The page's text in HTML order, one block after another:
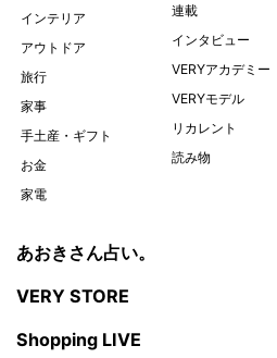
インテリア
アウトドア
旅行
家事
手土産・ギフト
お金
家電
連載
インタビュー
VERYアカデミー
VERYモデル
リカレント
読み物
あおきさん占い。
VERY STORE
Shopping LIVE